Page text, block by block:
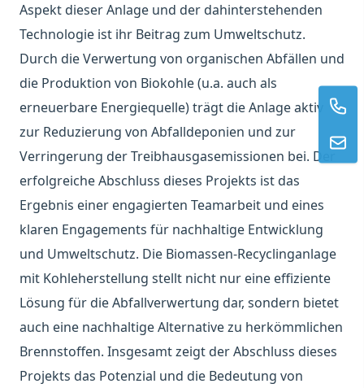
Aspekt dieser Anlage und der dahinterstehenden
Technologie ist ihr Beitrag zum Umweltschutz.
Durch die Verwertung von organischen Abfällen und
die Produktion von Biokohle (u.a. auch als
erneuerbare Energiequelle) trägt die Anlage aktiv
zur Reduzierung von Abfalldeponien und zur
Verringerung der Treibhausgasemissionen bei. Der
erfolgreiche Abschluss dieses Projekts ist das
Ergebnis einer engagierten Teamarbeit und eines
klaren Engagements für nachhaltige Entwicklung
und Umweltschutz. Die Biomassen-Recyclinganlage
mit Kohleherstellung stellt nicht nur eine effiziente
Lösung für die Abfallverwertung dar, sondern bietet
auch eine nachhaltige Alternative zu herkömmlichen
Brennstoffen. Insgesamt zeigt der Abschluss dieses
Projekts das Potenzial und die Bedeutung von